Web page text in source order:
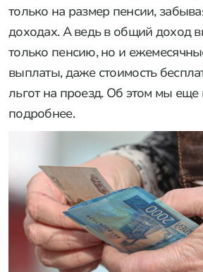
только на размер пенсии,
доходах. А ведь в общий доход
только пенсию, но и
выплаты, даже стоимость
льгот на проезд. Об этом мы еще
подробнее.